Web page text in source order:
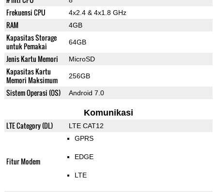
Frekuensi CPU 4x2.4 & 4x1.8 GHz
RAM 4GB
Kapasitas Storage
untuk Pemakai
64GB
Jenis Kartu Memori MicroSD
Kapasitas Kartu
Memori Maksimum
256GB
Sistem Operasi (OS) Android 7.0
Komunikasi
LTE Category (DL) LTE CAT12
Fitur Modem
GPRS
EDGE
LTE